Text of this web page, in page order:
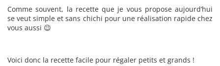
Comme souvent, la recette que je vous propose aujourd’hui
se veut simple et sans chichi pour une réalisation rapide chez
vous aussi 😉
Voici donc la recette facile pour régaler petits et grands !